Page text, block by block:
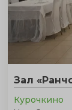
Зал
Курочкино